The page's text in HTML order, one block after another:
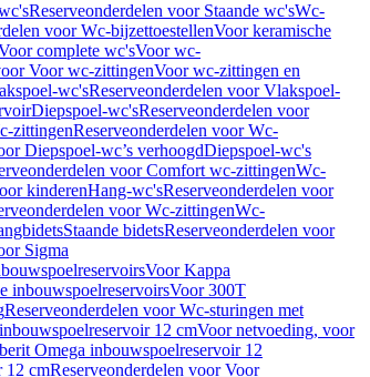
Reserveonderdelen voor Staande wc'sWc-
voor Wc-bijzettoestellenVoor keramische
complete wc'sVoor wc-
Voor wc-zittingenVoor wc-zittingen en
wc'sReserveonderdelen voor Vlakspoel-
Diepspoel-wc'sReserveonderdelen voor
zittingenReserveonderdelen voor Wc-
Diepspoel-wc’s verhoogdDiepspoel-wc's
voor Comfort wc-zittingenWc-
kinderenHang-wc'sReserveonderdelen voor
voor Wc-zittingenWc-
Staande bidetsReserveonderdelen voor
Sigma
Voor Kappa
inbouwspoelreservoirsVoor 300T
Reserveonderdelen voor Wc-sturingen met
12 cmVoor netvoeding, voor
Omega inbouwspoelreservoir 12
12 cmReserveonderdelen voor Voor